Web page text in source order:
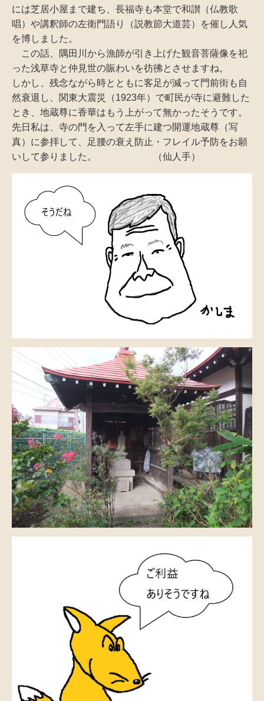
には芝居小屋まで建ち、長福寺も本堂で和讃（仏教歌
唱）や講釈師の左衛門語り（説教節大道芸）を催し人気
を博しました。
この話、隅田川から漁師が引き上げた観音菩薩像を祀
った浅草寺と仲見世の賑わいを彷彿とさせますね。
しかし、残念ながら時とともに客足が減って門前街も自
然衰退し、関東大震災（1923年）で町民が寺に避難した
とき、地蔵尊に香華はもう上がって無かったそうです。
先日私は、寺の門を入って左手に建つ開運地蔵尊（写
真）に参拝して、足腰の衰え防止・フレイル予防をお願
いして参りました。 （仙人手）